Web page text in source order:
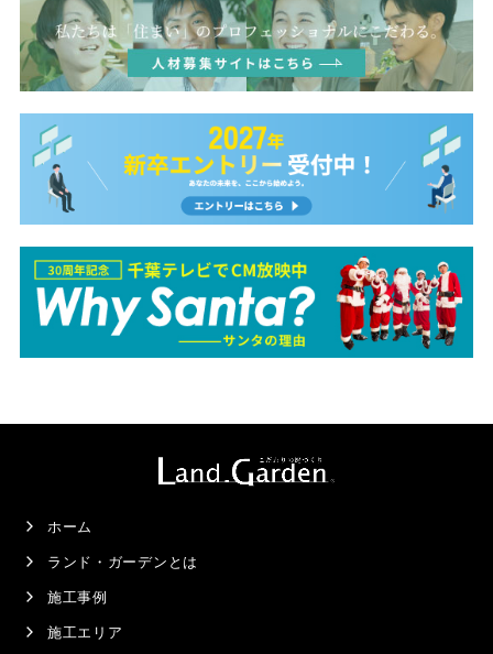
ホーム
ランド・ガーデンとは
施工事例
施工エリア